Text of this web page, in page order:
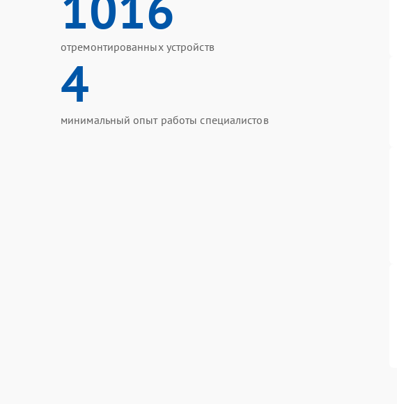
отремонтированных устройств
4
минимальный опыт работы специалистов